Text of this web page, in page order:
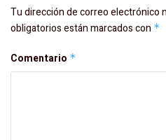
Tu dirección de correo electrónico
obligatorios están marcados con *
Comentario *